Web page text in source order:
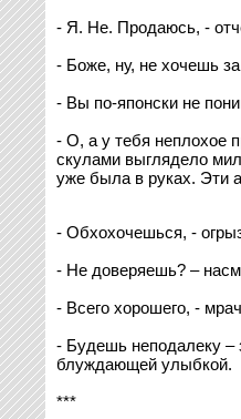
- Я. Не. Продаюсь, -
- Боже, ну, не хочешь
- Вы по-японски не
- О, а у тебя неплохое
скулами выглядело
уже была в руках. Эти
- Обхохочешься, -
- Не доверяешь? –
- Всего хорошего, -
- Будешь неподалеку –
блуждающей улыбкой.
***